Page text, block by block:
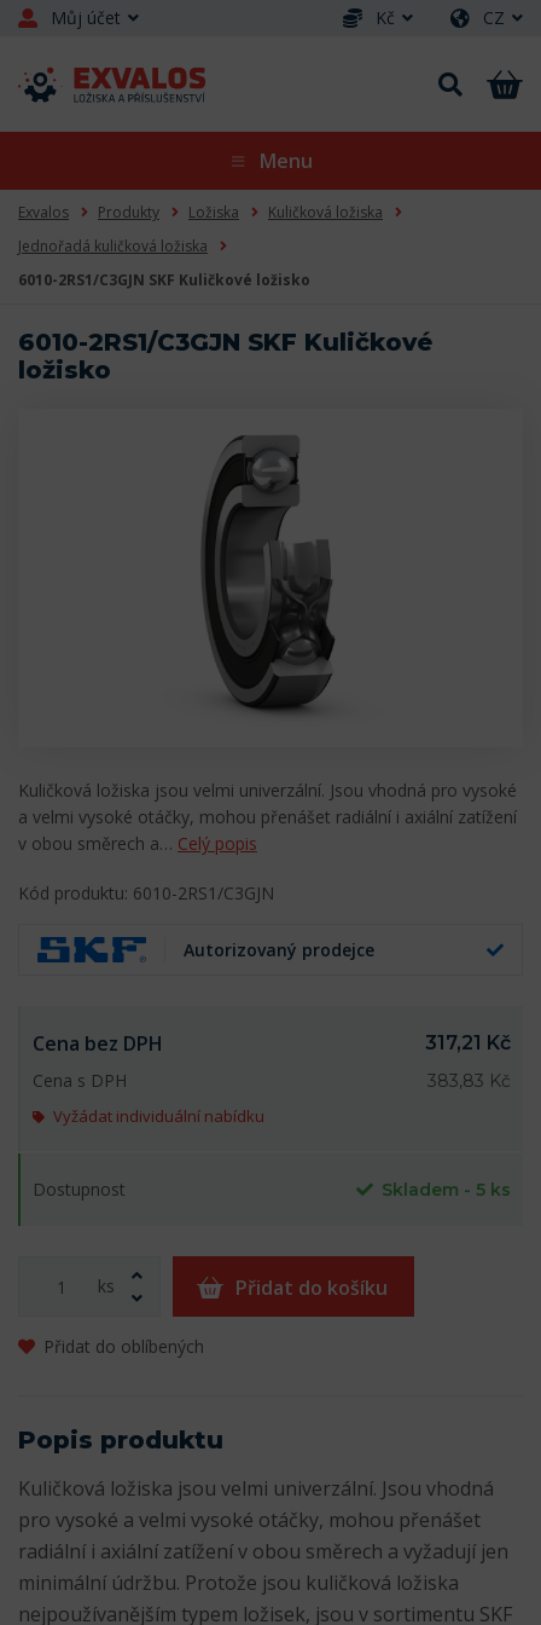
Můj účet Kč CZ
Menu
Exvalos Produkty Ložiska
Kuličková ložiska
Jednořadá kuličková ložiska
6010-2RS1/C3GJN SKF Kuličkové ložisko
6010-2RS1/C3GJN SKF Kuličkové
ložisko
Kuličková ložiska jsou velmi univerzální. Jsou vhodná pro vysoké
a velmi vysoké otáčky, mohou přenášet radiální i axiální zatížení
v obou směrech a… Celý popis
Kód produktu: 6010-2RS1/C3GJN
Autorizovaný prodejce
Cena bez DPH
317,21 Kč
Cena s DPH
383,83 Kč
Vyžádat individuální nabídku
Dostupnost Skladem - 5 ks
ks Přidat do košíku
Přidat do oblíbených
Popis produktu
Kuličková ložiska jsou velmi univerzální. Jsou vhodná
pro vysoké a velmi vysoké otáčky, mohou přenášet
radiální i axiální zatížení v obou směrech a vyžadují jen
minimální údržbu. Protože jsou kuličková ložiska
nejpoužívanějším typem ložisek, jsou v sortimentu SKF